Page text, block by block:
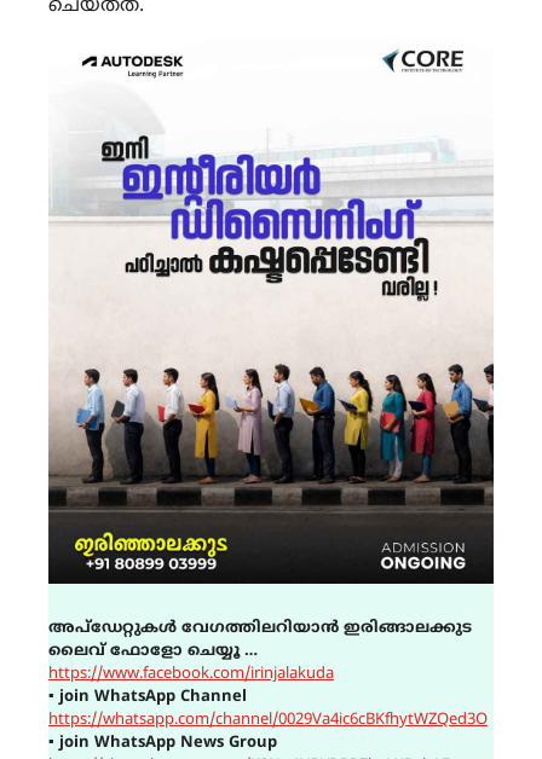
ചെയ്തത്.
അപ്ഡേറ്റുകൾ വേഗത്തിലറിയാൻ ഇരിങ്ങാലക്കുട
ലൈവ് ഫോളോ ചെയ്യൂ …
https://www.facebook.com/irinjalakuda
▪ join WhatsApp Channel
https://whatsapp.com/channel/0029Va4ic6cBKfhytWZQed3O
▪ join WhatsApp News Group